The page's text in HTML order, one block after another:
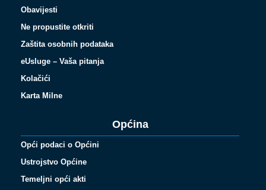
Obavijesti
Ne propustite otkriti
Zaštita osobnih podataka
eUsluge – Vaša pitanja
Kolačići
Karta Milne
Općina
Opći podaci o Općini
Ustrojstvo Općine
Temeljni opći akti